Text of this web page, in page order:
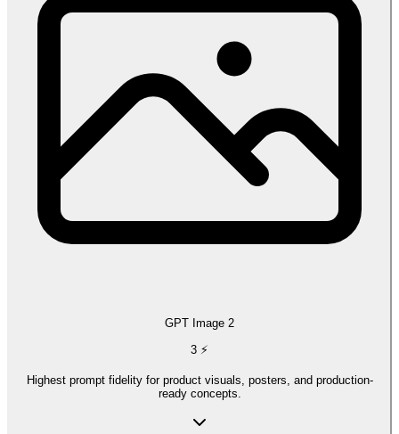
GPT Image 2
3 ⚡
Highest prompt fidelity for product visuals, posters, and production-
ready concepts.